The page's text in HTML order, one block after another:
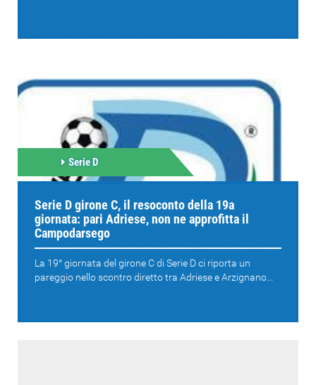
Serie D
Serie D girone C, il resoconto della 19a
giornata: pari Adriese, non ne approfitta il
Campodarsego
La 19° giornata del girone C di Serie D ci riporta un
pareggio nello scontro diretto tra Adriese e Arzignano...